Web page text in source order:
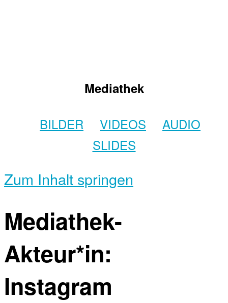
Mediathek
BILDER VIDEOS
AUDIO
SLIDES
Zum Inhalt springen
Mediathek-
Akteur*in:
Instagram